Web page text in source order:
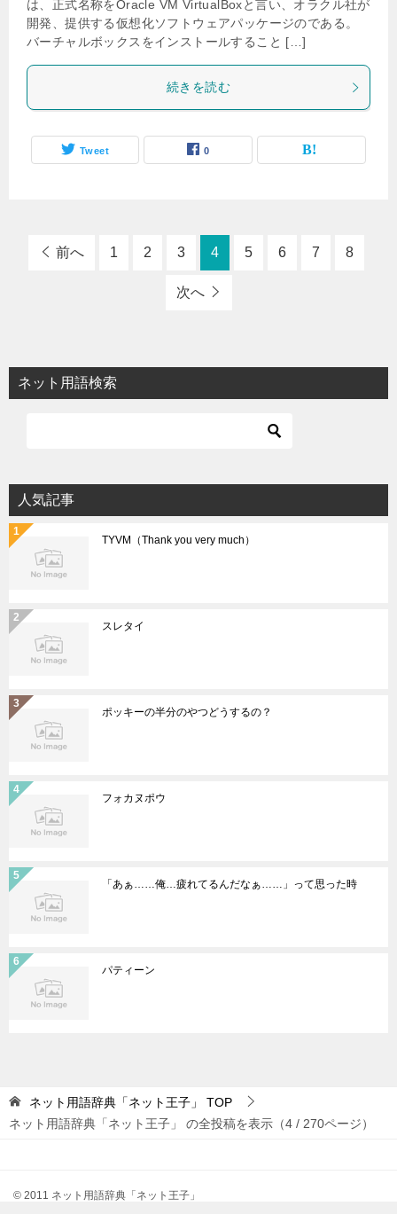
は、正式名称をOracle VM VirtualBoxと言い、オラクル社が
開発、提供する仮想化ソフトウェアパッケージのである。
バーチャルボックスをインストールすること […]
続きを読む
Tweet 0
前へ 1 2 3 4 5 6 7 8
次へ
ネット用語検索
人気記事
TYVM（Thank you very much）
スレタイ
ポッキーの半分のやつどうするの？
フォカヌポウ
「あぁ……俺…疲れてるんだなぁ……」って思った時
パティーン
ネット用語辞典「ネット王子」
TOP
ネット用語辞典「ネット王子」 の全投稿を表示（4 / 270ページ）
© 2011 ネット用語辞典「ネット王子」